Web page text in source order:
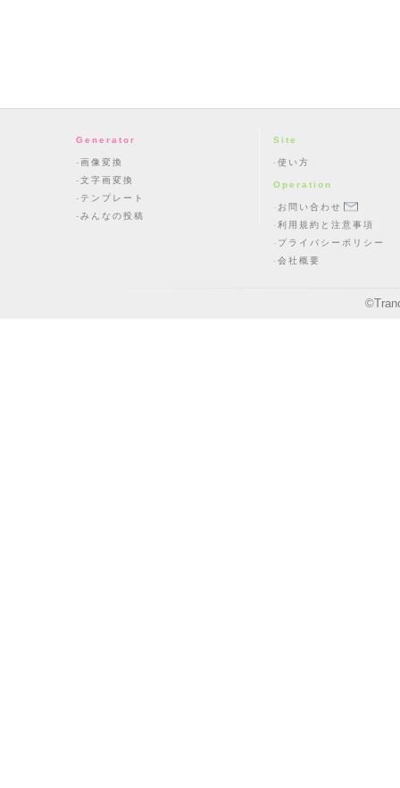
Generator
画像変換
文字画変換
テンプレート
みんなの投稿
Site
使い方
Operation
お問い合わせ
利用規約と注意事項
プライバシーポリシー
会社概要
©